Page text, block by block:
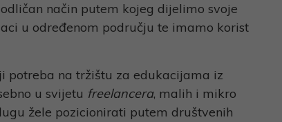
način putem kojeg dijelimo svoje
u određenom području te imamo korist
potreba na tržištu za edukacijama iz
u svijetu freelancera, malih i mikro
žele pozicionirati putem društvenih